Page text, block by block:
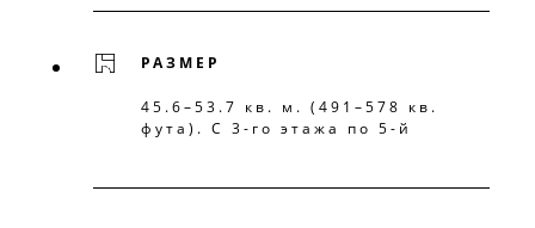
РАЗМЕР
45.6–53.7 кв. м. (491–578 кв.
фута). С 3-го этажа по 5-й